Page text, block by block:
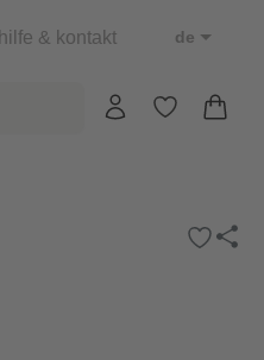
hilfe & kontakt de